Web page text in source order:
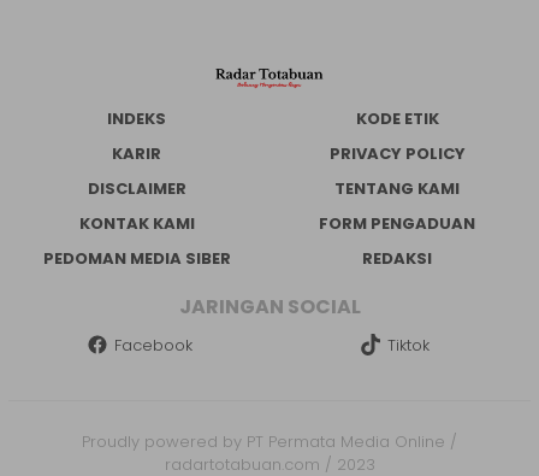
INDEKS
KODE ETIK
KARIR
PRIVACY POLICY
DISCLAIMER
TENTANG KAMI
KONTAK KAMI
FORM PENGADUAN
PEDOMAN MEDIA SIBER
REDAKSI
JARINGAN SOCIAL
Facebook Tiktok
Proudly powered by PT Permata Media Online /
radartotabuan.com / 2023